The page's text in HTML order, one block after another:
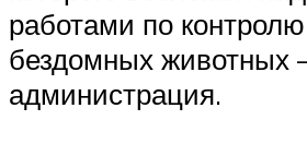
работами по
бездомных животных
администрация.